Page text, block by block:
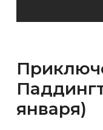
января)